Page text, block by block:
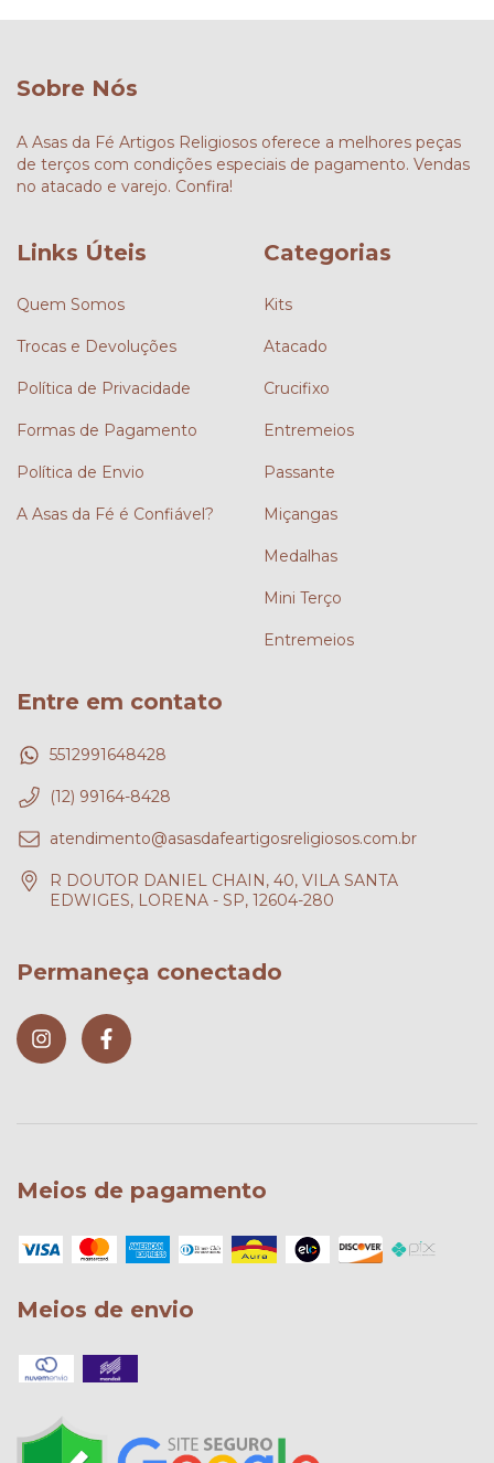
Sobre Nós
A Asas da Fé Artigos Religiosos oferece a melhores peças
de terços com condições especiais de pagamento. Vendas
no atacado e varejo. Confira!
Links Úteis
Quem Somos
Trocas e Devoluções
Política de Privacidade
Formas de Pagamento
Política de Envio
A Asas da Fé é Confiável?
Categorias
Kits
Atacado
Crucifixo
Entremeios
Passante
Miçangas
Medalhas
Mini Terço
Entremeios
Entre em contato
5512991648428
(12) 99164-8428
atendimento@asasdafeartigosreligiosos.com.br
R DOUTOR DANIEL CHAIN, 40, VILA SANTA
EDWIGES, LORENA - SP, 12604-280
Permaneça conectado
Meios de pagamento
Meios de envio